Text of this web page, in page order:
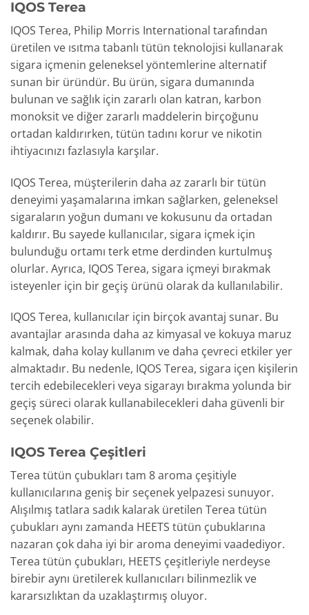
IQOS Terea
IQOS Terea, Philip Morris International tarafından
üretilen ve ısıtma tabanlı tütün teknolojisi kullanarak
sigara içmenin geleneksel yöntemlerine alternatif
sunan bir üründür. Bu ürün, sigara dumanında
bulunan ve sağlık için zararlı olan katran, karbon
monoksit ve diğer zararlı maddelerin birçoğunu
ortadan kaldırırken, tütün tadını korur ve nikotin
ihtiyacınızı fazlasıyla karşılar.
IQOS Terea, müşterilerin daha az zararlı bir tütün
deneyimi yaşamalarına imkan sağlarken, geleneksel
sigaraların yoğun dumanı ve kokusunu da ortadan
kaldırır. Bu sayede kullanıcılar, sigara içmek için
bulunduğu ortamı terk etme derdinden kurtulmuş
olurlar. Ayrıca, IQOS Terea, sigara içmeyi bırakmak
isteyenler için bir geçiş ürünü olarak da kullanılabilir.
IQOS Terea, kullanıcılar için birçok avantaj sunar. Bu
avantajlar arasında daha az kimyasal ve kokuya maruz
kalmak, daha kolay kullanım ve daha çevreci etkiler yer
almaktadır. Bu nedenle, IQOS Terea, sigara içen kişilerin
tercih edebilecekleri veya sigarayı bırakma yolunda bir
geçiş süreci olarak kullanabilecekleri daha güvenli bir
seçenek olabilir.
IQOS Terea Çeşitleri
Terea tütün çubukları tam 8 aroma çeşitiyle
kullanıcılarına geniş bir seçenek yelpazesi sunuyor.
Alışılmış tatlara sadık kalarak üretilen Terea tütün
çubukları aynı zamanda HEETS tütün çubuklarına
nazaran çok daha iyi bir aroma deneyimi vaadediyor.
Terea tütün çubukları, HEETS çeşitleriyle nerdeyse
birebir aynı üretilerek kullanıcıları bilinmezlik ve
kararsızlıktan da uzaklaştırmış oluyor.